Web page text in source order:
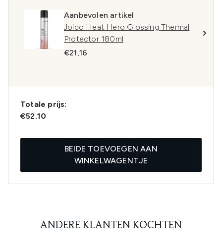
Aanbevolen artikel
Joico Heat Hero Glossing Thermal
Protector 180ml
€21,16
Totale prijs:
€52.10
BEIDE TOEVOEGEN AAN
WINKELWAGENTJE
ANDERE KLANTEN KOCHTEN